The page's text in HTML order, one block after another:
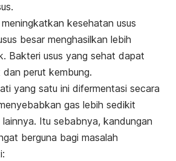
kesehatan usus
besar menghasilkan lebih
Bakteri usus yang sehat dapat
perut kembung.
yang satu ini difermentasi secara
gas lebih sedikit
Itu sebabnya, kandungan
berguna bagi masalah